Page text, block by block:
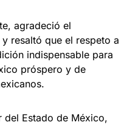
agradeció el
resaltó que el respeto a
indispensable para
próspero y de
del Estado de México,